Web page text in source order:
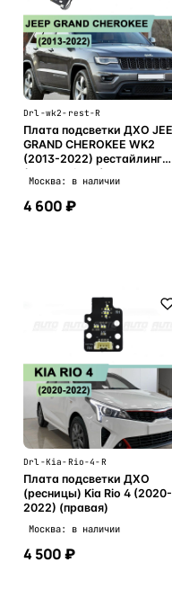
Drl-wk2-rest-R
Плата подсветки ДХО JEEP
GRAND CHEROKEE WK2
(2013-2022) рестайлинг
(правая фара)
Москва: в наличии
4 600 ₽
Drl-Kia-Rio-4-R
Плата подсветки ДХО
(ресницы) Kia Rio 4 (2020-
2022) (правая)
Москва: в наличии
4 500 ₽